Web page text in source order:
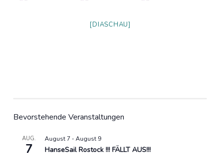
[DIASCHAU]
Bevorstehende Veranstaltungen
AUG.
7
August 7 -August 9
HanseSail Rostock !!! FÄLLT AUS!!!